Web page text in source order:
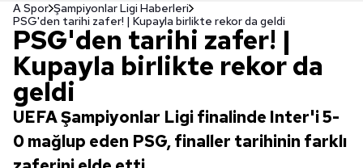
A Spor Şampiyonlar Ligi Haberleri
PSG'den tarihi zafer! | Kupayla birlikte rekor da geldi
PSG'den tarihi zafer! |
Kupayla birlikte rekor da
geldi
UEFA Şampiyonlar Ligi finalinde Inter'i 5-
0 mağlup eden PSG, finaller tarihinin farklı